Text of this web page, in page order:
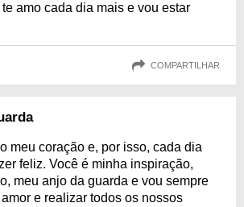
amo cada dia mais e vou estar
COMPARTILHAR
meu coração e, por isso, cada dia
feliz. Você é minha inspiração,
meu anjo da guarda e vou sempre
e realizar todos os nossos